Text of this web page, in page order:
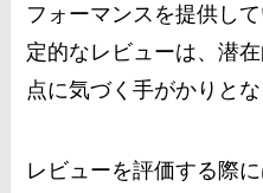
フォーマンスを提供し
定的なレビューは、潜
点に気づく手がかりとな
レビューを評価する際